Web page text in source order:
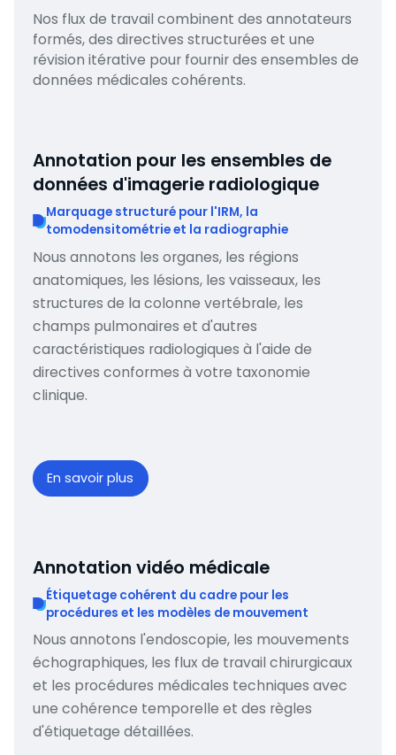
Nos flux de travail combinent des annotateurs
formés, des directives structurées et une
révision itérative pour fournir des ensembles de
données médicales cohérents.
Annotation pour les ensembles de
données d'imagerie radiologique
Marquage structuré pour l'IRM, la
tomodensitométrie et la radiographie
Nous annotons les organes, les régions
anatomiques, les lésions, les vaisseaux, les
structures de la colonne vertébrale, les
champs pulmonaires et d'autres
caractéristiques radiologiques à l'aide de
directives conformes à votre taxonomie
clinique.
En savoir plus
Annotation vidéo médicale
Étiquetage cohérent du cadre pour les
procédures et les modèles de mouvement
Nous annotons l'endoscopie, les mouvements
échographiques, les flux de travail chirurgicaux
et les procédures médicales techniques avec
une cohérence temporelle et des règles
d'étiquetage détaillées.